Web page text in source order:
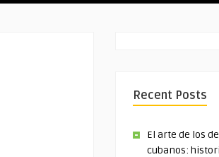
Recent Posts
El arte de los
cubanos: